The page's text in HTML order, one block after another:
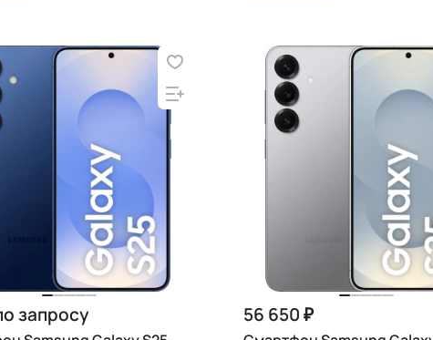
запросу 56 650 ₽